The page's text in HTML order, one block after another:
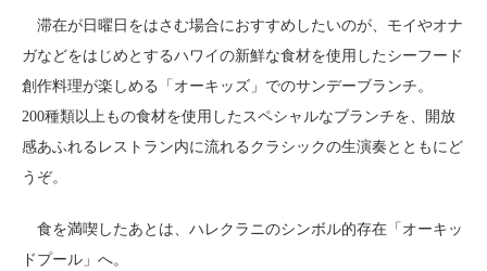
滞在が日曜日をはさむ場合におすすめしたいのが、モイやオナ
ガなどをはじめとするハワイの新鮮な食材を使用したシーフード
創作料理が楽しめる「オーキッズ」でのサンデーブランチ。
200種類以上もの食材を使用したスペシャルなブランチを、開放
感あふれるレストラン内に流れるクラシックの生演奏とともにど
うぞ。
食を満喫したあとは、ハレクラニのシンボル的存在「オーキッ
ドプール」へ。